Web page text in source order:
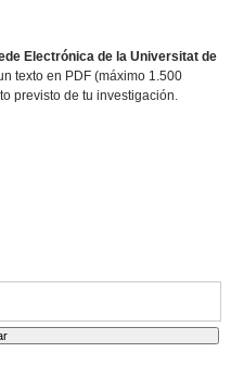
Electrónica de la Universitat de
texto en PDF (máximo 1.500
previsto de tu investigación.